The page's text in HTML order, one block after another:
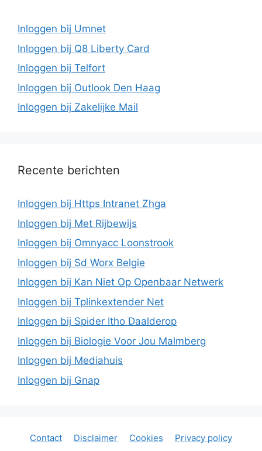
Inloggen bij Umnet
Inloggen bij Q8 Liberty Card
Inloggen bij Telfort
Inloggen bij Outlook Den Haag
Inloggen bij Zakelijke Mail
Recente berichten
Inloggen bij Https Intranet Zhga
Inloggen bij Met Rijbewijs
Inloggen bij Omnyacc Loonstrook
Inloggen bij Sd Worx Belgie
Inloggen bij Kan Niet Op Openbaar Netwerk
Inloggen bij Tplinkextender Net
Inloggen bij Spider Itho Daalderop
Inloggen bij Biologie Voor Jou Malmberg
Inloggen bij Mediahuis
Inloggen bij Gnap
Contact Disclaimer Cookies Privacy policy